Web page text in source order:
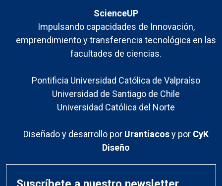
ScienceUP
Impulsando capacidades de Innovación,
emprendimiento y transferencia tecnológica en las
facultades de ciencias.
Pontificia Universidad Católica de Valpraíso
Universidad de Santiago de Chile
Universidad Católica del Norte
Diseñado y desarrollo por Urantiacosy por CyK
Diseño